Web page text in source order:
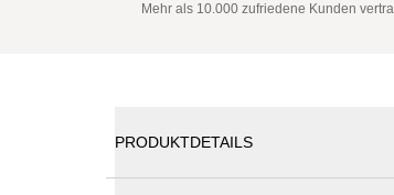
Mehr als 10.000 zufriedene Kunden
PRODUKTDETAILS